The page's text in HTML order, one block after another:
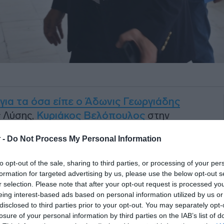
- Do Not Process My Personal Information
opt-out of the sale, sharing to third parties, or processing of your
for targeted advertising by us, please use the below opt-out
selection. Please note that after your opt-out request is processed
interest-based ads based on personal information utilized by us
to third parties prior to your opt-out. You may separately
of your personal information by third parties on the IAB’s list of
για τα όσα είπε ο Άδωνις Γεωργιάδης
Λύσης, Κυριάκος Βελόπουλος στην
κατά παντός υπευθύνου
έρευναγια τις δηλώσεις του
ότι ο Αλέξης Τσίπρας
Κώδικα λίγες ημέρες πριν από τις